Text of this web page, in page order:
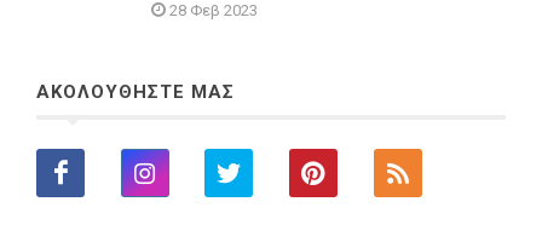
28 Φεβ 2023
ΑΚΟΛΟΥΘΗΣΤΕ ΜΑΣ